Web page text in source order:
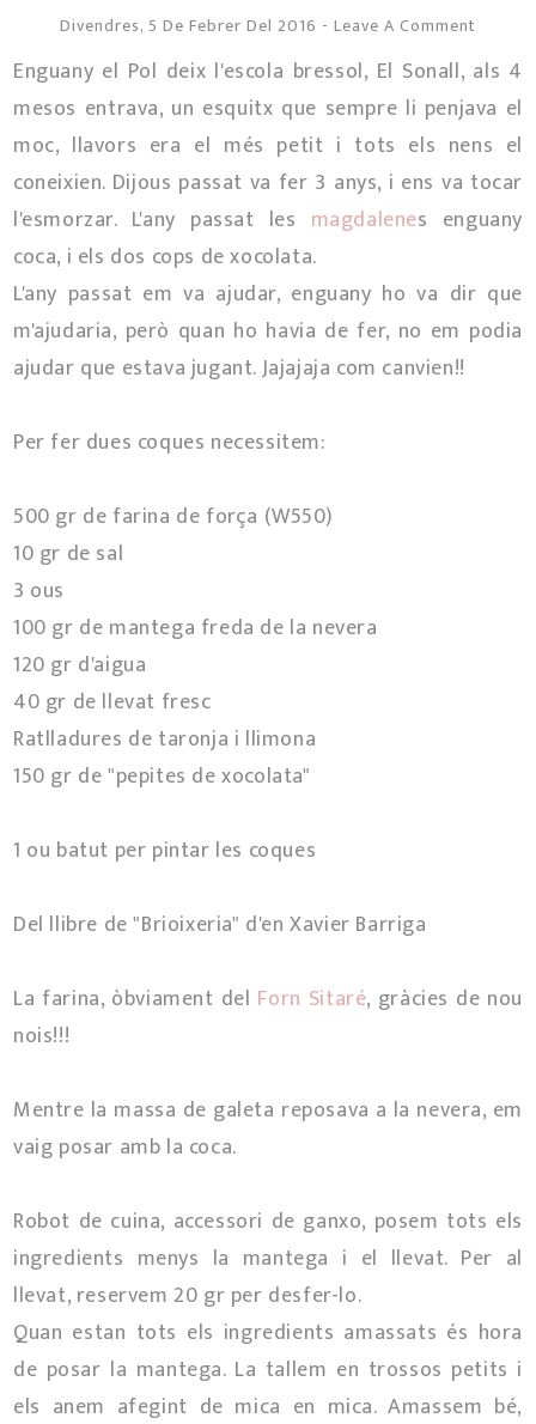
Divendres, 5 De Febrer Del 2016 - Leave A Comment
Enguany el Pol deix l'escola bressol, El Sonall, als 4
mesos entrava, un esquitx que sempre li penjava el
moc, llavors era el més petit i tots els nens el
coneixien. Dijous passat va fer 3 anys, i ens va tocar
l'esmorzar. L'any passat les magdalenes enguany
coca, i els dos cops de xocolata.
L'any passat em va ajudar, enguany ho va dir que
m'ajudaria, però quan ho havia de fer, no em podia
ajudar que estava jugant. Jajajaja com canvien!!
Per fer dues coques necessitem:
500 gr de farina de força (W550)
10 gr de sal
3 ous
100 gr de mantega freda de la nevera
120 gr d'aigua
40 gr de llevat fresc
Ratlladures de taronja i llimona
150 gr de "pepites de xocolata"
1 ou batut per pintar les coques
Del llibre de "Brioixeria" d'en Xavier Barriga
La farina, òbviament del Forn Sitaré, gràcies de nou
nois!!!
Mentre la massa de galeta reposava a la nevera, em
vaig posar amb la coca.
Robot de cuina, accessori de ganxo, posem tots els
ingredients menys la mantega i el llevat. Per al
llevat, reservem 20 gr per desfer-lo.
Quan estan tots els ingredients amassats és hora
de posar la mantega. La tallem en trossos petits i
els anem afegint de mica en mica. Amassem bé,